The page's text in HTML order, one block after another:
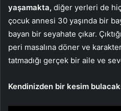
yaşamakta, diğer yerleri de
çocuk annesi 30 yaşında bir
bayan bir seyahate çıkar.
peri masalına döner ve
tatmadığı gerçek bir aile ve
Kendinizden bir kesim